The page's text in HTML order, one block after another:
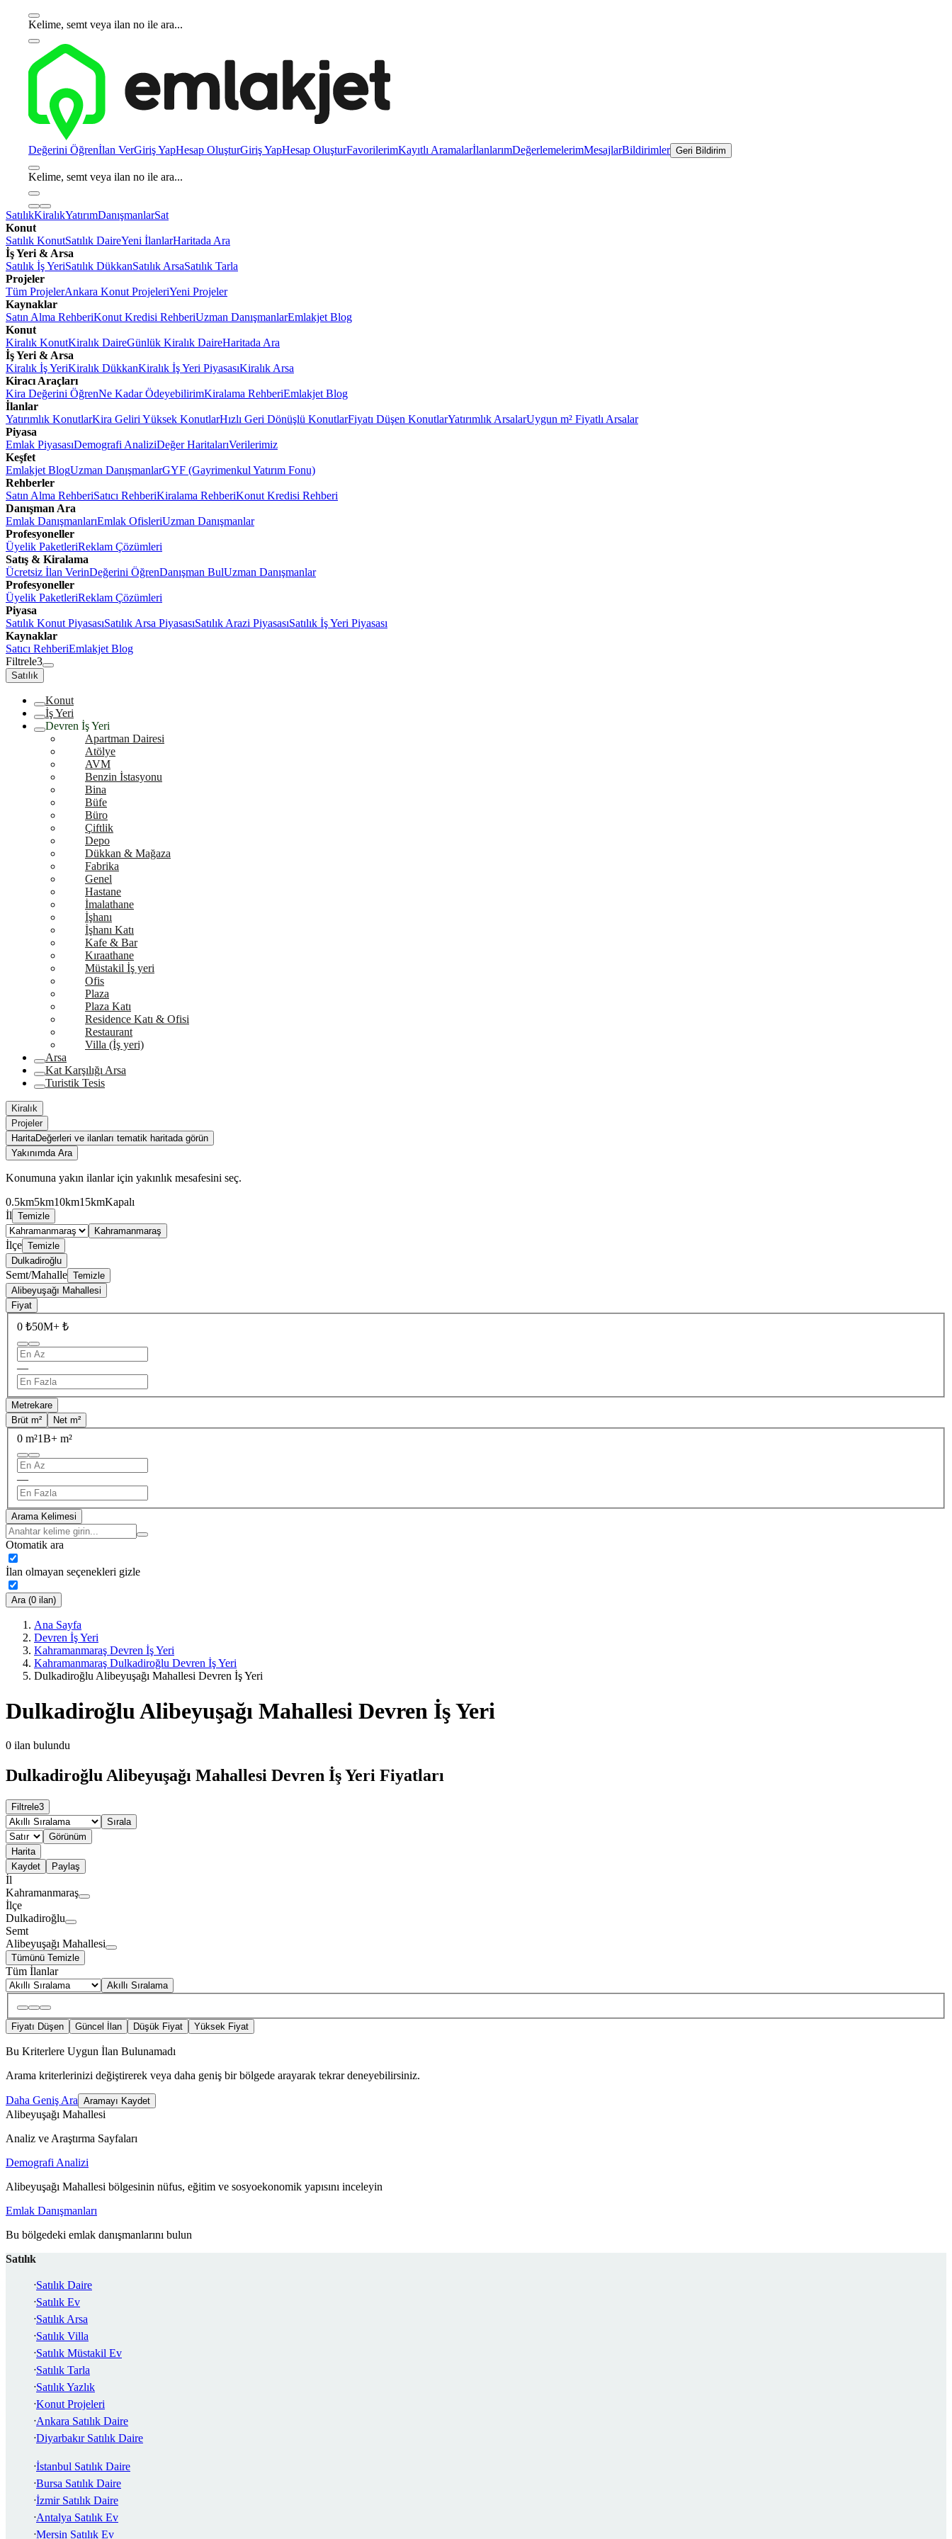
Kelime, semt veya ilan no ile ara...
Değerini Öğrenİlan VerGiriş YapHesap OluşturGiriş YapHesap OluşturFavorilerimKayıtlı AramalarİlanlarımDeğerlemelerimMesajlarBildirimler Geri Bildirim
Kelime, semt veya ilan no ile ara...
SatılıkKiralıkYatırımDanışmanlarSat
Konut
Satılık KonutSatılık DaireYeni İlanlarHaritada Ara
İş Yeri & Arsa
Satılık İş YeriSatılık DükkanSatılık ArsaSatılık Tarla
Projeler
Tüm ProjelerAnkara Konut ProjeleriYeni Projeler
Kaynaklar
Satın Alma RehberiKonut Kredisi RehberiUzman DanışmanlarEmlakjet Blog
Konut
Kiralık KonutKiralık DaireGünlük Kiralık DaireHaritada Ara
İş Yeri & Arsa
Kiralık İş YeriKiralık DükkanKiralık İş Yeri PiyasasıKiralık Arsa
Kiracı Araçları
Kira Değerini ÖğrenNe Kadar ÖdeyebilirimKiralama RehberiEmlakjet Blog
İlanlar
Yatırımlık KonutlarKira Geliri Yüksek KonutlarHızlı Geri Dönüşlü KonutlarFiyatı Düşen KonutlarYatırımlık ArsalarUygun m² Fiyatlı Arsalar
Piyasa
Emlak PiyasasıDemografi AnaliziDeğer HaritalarıVerilerimiz
Keşfet
Emlakjet BlogUzman DanışmanlarGYF (Gayrimenkul Yatırım Fonu)
Rehberler
Satın Alma RehberiSatıcı RehberiKiralama RehberiKonut Kredisi Rehberi
Danışman Ara
Emlak DanışmanlarıEmlak OfisleriUzman Danışmanlar
Profesyoneller
Üyelik PaketleriReklam Çözümleri
Satış & Kiralama
Ücretsiz İlan VerinDeğerini ÖğrenDanışman BulUzman Danışmanlar
Profesyoneller
Üyelik PaketleriReklam Çözümleri
Piyasa
Satılık Konut PiyasasıSatılık Arsa PiyasasıSatılık Arazi PiyasasıSatılık İş Yeri Piyasası
Kaynaklar
Satıcı RehberiEmlakjet Blog
Filtrele3
Satılık
Konut
İş Yeri
Devren İş Yeri
Apartman Dairesi
Atölye
AVM
Benzin İstasyonu
Bina
Büfe
Büro
Çiftlik
Depo
Dükkan & Mağaza
Fabrika
Genel
Hastane
İmalathane
İşhanı
İşhanı Katı
Kafe & Bar
Kıraathane
Müstakil İş yeri
Ofis
Plaza
Plaza Katı
Residence Katı & Ofisi
Restaurant
Villa (İş yeri)
Arsa
Kat Karşılığı Arsa
Turistik Tesis
Kiralık
Projeler
HaritaDeğerleri ve ilanları tematik haritada görün
Yakınımda Ara
Konumuna yakın ilanlar için yakınlık mesafesini seç.
0.5km5km10km15kmKapalı
İl Temizle
Kahramanmaraş
İlçe Temizle
Dulkadiroğlu
Semt/Mahalle Temizle
Alibeyuşağı Mahallesi
Fiyat
0 ₺50M+ ₺
—
Metrekare
Brüt m²
Net m²
0 m²1B+ m²
—
Arama Kelimesi
Otomatik ara
İlan olmayan seçenekleri gizle
Ara (0 ilan)
Ana Sayfa
Devren İş Yeri
Kahramanmaraş Devren İş Yeri
Kahramanmaraş Dulkadiroğlu Devren İş Yeri
Dulkadiroğlu Alibeyuşağı Mahallesi Devren İş Yeri
Dulkadiroğlu Alibeyuşağı Mahallesi Devren İş Yeri
0 ilan bulundu
Dulkadiroğlu Alibeyuşağı Mahallesi Devren İş Yeri Fiyatları
Filtrele3
Sırala
Görünüm
Harita
Kaydet
Paylaş
İl
Kahramanmaraş
İlçe
Dulkadiroğlu
Semt
Alibeyuşağı Mahallesi
Tümünü Temizle
Tüm İlanlar
Akıllı Sıralama
Fiyatı Düşen Güncel İlan Düşük Fiyat Yüksek Fiyat
Bu Kriterlere Uygun İlan Bulunamadı
Arama kriterlerinizi değiştirerek veya daha geniş bir bölgede arayarak tekrar deneyebilirsiniz.
Daha Geniş Ara Aramayı Kaydet
Alibeyuşağı Mahallesi
Analiz ve Araştırma Sayfaları
Demografi Analizi
Alibeyuşağı Mahallesi bölgesinin nüfus, eğitim ve sosyoekonomik yapısını inceleyin
Emlak Danışmanları
Bu bölgedeki emlak danışmanlarını bulun
Satılık
Satılık Daire
Satılık Ev
Satılık Arsa
Satılık Villa
Satılık Müstakil Ev
Satılık Tarla
Satılık Yazlık
Konut Projeleri
Ankara Satılık Daire
Diyarbakır Satılık Daire
İstanbul Satılık Daire
Bursa Satılık Daire
İzmir Satılık Daire
Antalya Satılık Ev
Mersin Satılık Ev